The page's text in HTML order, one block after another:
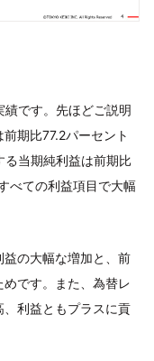
です。先ほどご説明
期比77.2パーセント
当期純利益は前期比
べての利益項目で大幅
の大幅な増加と、前
です。また、為替レ
利益ともプラスに貢